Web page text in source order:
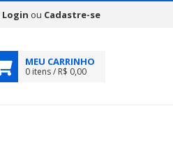
Login ou Cadastre-se
MEU CARRINHO
0 itens / R$ 0,00